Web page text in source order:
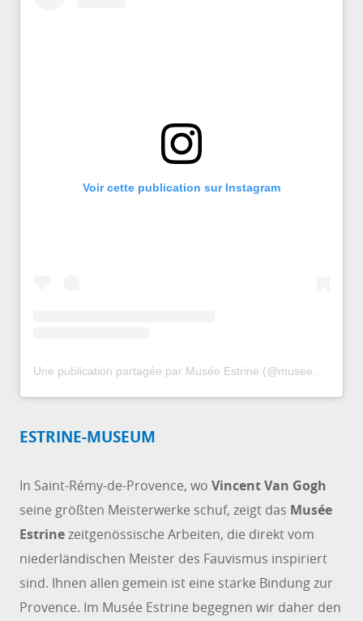
Voir cette publication sur Instagram
Une publication partagée par Musée Estrine (@museeestrine)
ESTRINE-MUSEUM
In Saint-Rémy-de-Provence, wo Vincent Van Gogh
seine größten Meisterwerke schuf, zeigt das Musée
Estrinezeitgenössische Arbeiten, die direkt vom
niederländischen Meister des Fauvismus inspiriert
sind. Ihnen allen gemein ist eine starke Bindung zur
Provence. Im Musée Estrine begegnen wir daher den